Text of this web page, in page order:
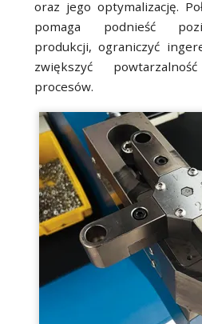
oraz jego optymalizację.
pomaga podnieść
produkcji, ograniczyć
zwiększyć
procesów.